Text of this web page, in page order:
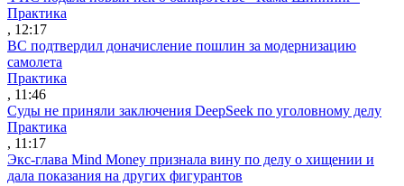
Практика
, 12:17
ВС подтвердил доначисление пошлин за модернизацию
самолета
Практика
, 11:46
Суды не приняли заключения DeepSeek по уголовному делу
Практика
, 11:17
Экс-глава Mind Money признала вину по делу о хищении и
дала показания на других фигурантов